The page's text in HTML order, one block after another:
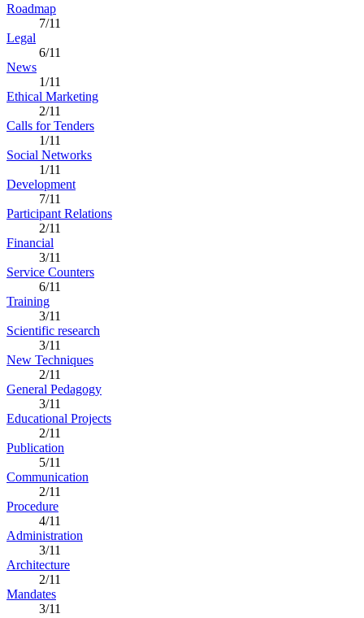
Roadmap
7/11
Legal
6/11
News
1/11
Ethical Marketing
2/11
Calls for Tenders
1/11
Social Networks
1/11
Development
7/11
Participant Relations
2/11
Financial
3/11
Service Counters
6/11
Training
3/11
Scientific research
3/11
New Techniques
2/11
General Pedagogy
3/11
Educational Projects
2/11
Publication
5/11
Communication
2/11
Procedure
4/11
Administration
3/11
Architecture
2/11
Mandates
3/11